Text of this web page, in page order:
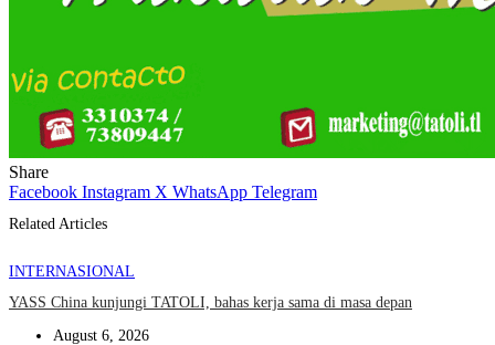
Share
Facebook Instagram X WhatsApp Telegram
Related Articles
INTERNASIONAL
YASS China kunjungi TATOLI, bahas kerja sama di masa depan
August 6, 2026